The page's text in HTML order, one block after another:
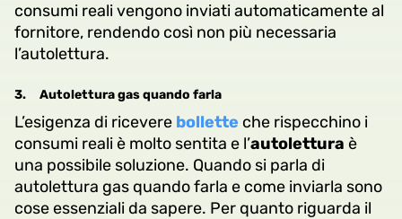
consumi reali vengono inviati automaticamente al
fornitore, rendendo così non più necessaria
l’autolettura.
3. Autolettura gas quando farla
L’esigenza di ricevere bollette che rispecchino i
consumi reali è molto sentita e l’autolettura è
una possibile soluzione. Quando si parla di
autolettura gas quando farla e come inviarla sono
cose essenziali da sapere. Per quanto riguarda il